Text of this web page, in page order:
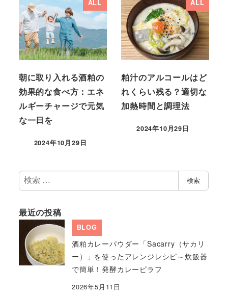
ALL
朝に取り入れる酒粕の
効果的な食べ方：エネ
ルギーチャージで元気
な一日を
2024年10月29日
ALL
粕汁のアルコールはど
れくらい残る？適切な
加熱時間と調理法
2024年10月29日
検
索
検索
最近の投稿
BLOG
酒粕カレーパウダー「Sacarry（サカリ
ー）」を使ったアレンジレシピ～炊飯器
で簡単！発酵カレーピラフ
2026年5月11日